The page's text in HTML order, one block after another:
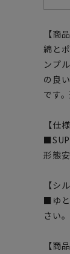
【商
綿と
ンプ
の良
です
【仕
形態
【シ
■ゆと
さい。
【商